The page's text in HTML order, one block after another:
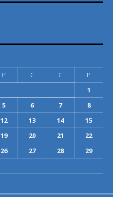
P C C
P
1
5 6 7
8
12 13 14
15
19 20 21
22
26 27 28
29